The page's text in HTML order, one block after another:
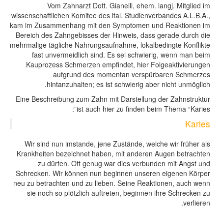
Vom Zahnarzt Dott. Gianelli, ehem. langj.
wissenschaftlichen Komitee des ital. Studienverbandes
kam im Zusammenhang mit den Symptomen und
Bereich des Zahngebisses der Hinweis, dass gerade
mehrmalige tägliche Nahrungsaufnahme, lokalbedingte
fast unvermeidlich sind. Es sei schwierig, wenn
Kauprozess Schmerzen empfindet, hier
aufgrund des momentan verspürbaren
hintanzuhalten; es ist schwierig aber nicht
Eine Beschreibung zum Zahn mit Darstellung der
ist auch hier zu finden beim Thema
Wir sind nun imstande, jene Zustände, welche wir
Krankheiten bezeichnet haben, mit anderen Augen
zu dürfen. Oft genug war dies verbunden mit
Schrecken. Wir können nun beginnen unseren
neu zu betrachten und zu lieben. Seine Reaktionen,
sie noch so plötzlich auftreten, beginnen ihre